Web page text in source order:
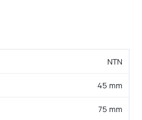
NTN
45 mm
75 mm